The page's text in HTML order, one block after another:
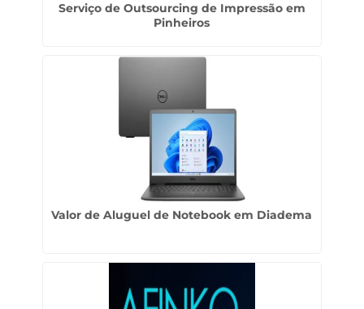
Serviço de Outsourcing de Impressão em
Pinheiros
Valor de Aluguel de Notebook em Diadema